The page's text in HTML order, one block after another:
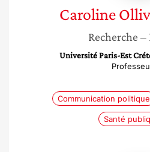
Caroline
Recherche –
Université Paris-Est
Communication politique
Santé